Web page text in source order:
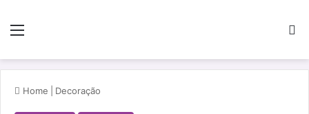
Menu
Home Decoração